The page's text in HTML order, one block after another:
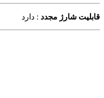
قابلیت شارژ مجدد : دارد